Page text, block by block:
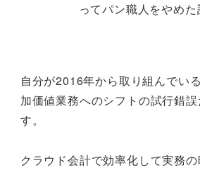
ってパン職人をやめた
自分が2016年から取り組んでい
加価値業務へのシフトの試行錯
す。
クラウド会計で効率化して実務